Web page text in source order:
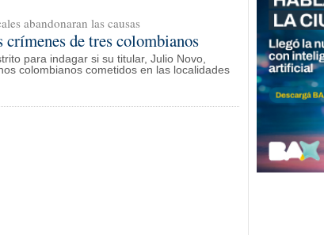
abandonaran las causas
de tres colombianos
para indagar si su titular, Julio Novo,
colombianos cometidos en las localidades